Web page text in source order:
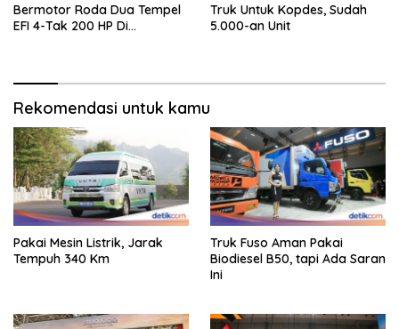
Bermotor Roda Dua Tempel
EFI 4-Tak 200 HP Di
Truk Untuk Kopdes, Sudah
5.000-an Unit
Rekomendasi untuk kamu
Pakai Mesin Listrik, Jarak
Tempuh 340 Km
Truk Fuso Aman Pakai
Biodiesel B50, tapi Ada Saran
Ini